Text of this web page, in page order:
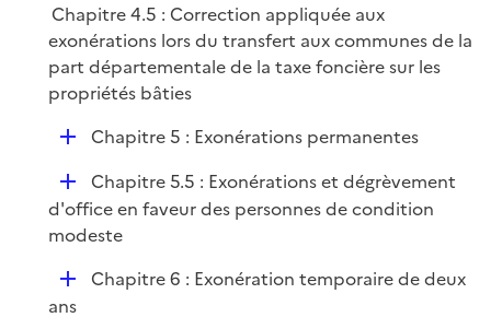
e
r
Chapitre 4.5 : Correction appliquée aux
exonérations lors du transfert aux communes de la
part départementale de la taxe foncière sur les
propriétés bâties
D
l
i
Chapitre 5 : Exonérations permanentes
D
é
p
Chapitre 5.5 : Exonérations et dégrèvement
d'office en faveur des personnes de condition
modeste
DChapitre 6 : Exonération temporaire de deux
ans